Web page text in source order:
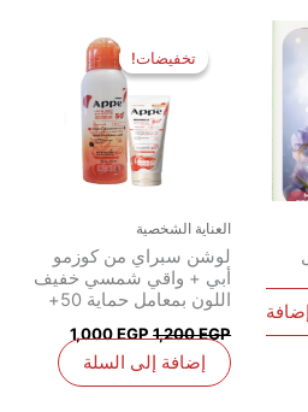
تخفيضات!
تخفيضات!
العناية الشخصية
لوشن سبراي من كوزمو
أبي + واقي شمسي خفيف
اللون بمعامل حماية 50+
1,200EGP
هو:
1,000EGP
الحالي
هو:
1,000 EGP.
إضافة إلى السلة